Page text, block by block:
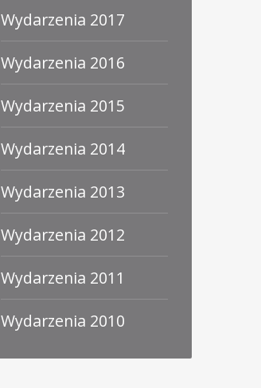
Wydarzenia 2017
Wydarzenia 2016
Wydarzenia 2015
Wydarzenia 2014
Wydarzenia 2013
Wydarzenia 2012
Wydarzenia 2011
Wydarzenia 2010